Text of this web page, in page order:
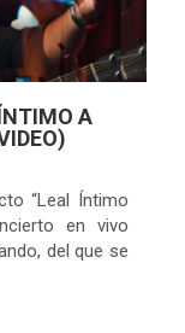
A
“Leal Íntimo
en vivo
del que se